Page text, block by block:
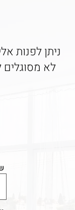
ניתן לפנות
לא מסוגלים